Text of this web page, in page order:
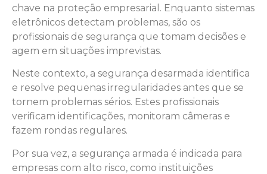
chave na proteção empresarial. Enquanto sistemas
eletrônicos detectam problemas, são os
profissionais de segurança que tomam decisões e
agem em situações imprevistas.
Neste contexto, a segurança desarmada identifica
e resolve pequenas irregularidades antes que se
tornem problemas sérios. Estes profissionais
verificam identificações, monitoram câmeras e
fazem rondas regulares.
Por sua vez, a segurança armada é indicada para
empresas com alto risco, como instituições